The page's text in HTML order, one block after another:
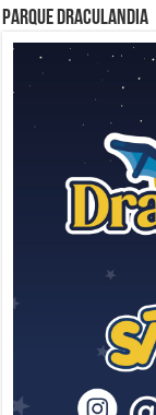
Parque Draculandia